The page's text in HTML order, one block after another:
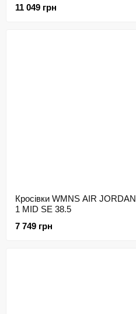
11 049 грн
Кросівки WMNS AIR JORDAN
1 MID SE 38.5
7 749 грн